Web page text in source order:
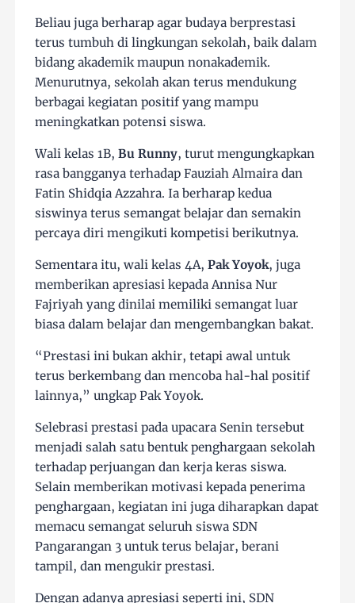
Beliau juga berharap agar budaya berprestasi
terus tumbuh di lingkungan sekolah, baik dalam
bidang akademik maupun nonakademik.
Menurutnya, sekolah akan terus mendukung
berbagai kegiatan positif yang mampu
meningkatkan potensi siswa.
Wali kelas 1B,Bu Runny, turut mengungkapkan
rasa bangganya terhadap Fauziah Almaira dan
Fatin Shidqia Azzahra. Ia berharap kedua
siswinya terus semangat belajar dan semakin
percaya diri mengikuti kompetisi berikutnya.
Sementara itu, wali kelas 4A,Pak Yoyok, juga
memberikan apresiasi kepada Annisa Nur
Fajriyah yang dinilai memiliki semangat luar
biasa dalam belajar dan mengembangkan bakat.
“Prestasi ini bukan akhir, tetapi awal untuk
terus berkembang dan mencoba hal-hal positif
lainnya,” ungkap Pak Yoyok.
Selebrasi prestasi pada upacara Senin tersebut
menjadi salah satu bentuk penghargaan sekolah
terhadap perjuangan dan kerja keras siswa.
Selain memberikan motivasi kepada penerima
penghargaan, kegiatan ini juga diharapkan dapat
memacu semangat seluruh siswa SDN
Pangarangan 3 untuk terus belajar, berani
tampil, dan mengukir prestasi.
Dengan adanya apresiasi seperti ini, SDN